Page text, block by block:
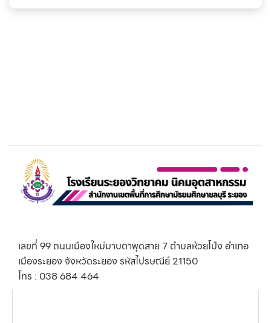
เลขที่ 99 ถนนเมืองใหม่มาบตาพุดสาย 7 ตำบลห้วยโป่ง อำเภอ
เมืองระยอง จังหวัดระยอง รหัสไปรษณีย์ 21150
โทร : 038 684 464